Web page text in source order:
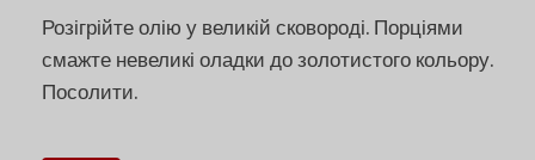
Розігрійте олію у великій сковороді. Порціями
смажте невеликі оладки до золотистого кольору.
Посолити.